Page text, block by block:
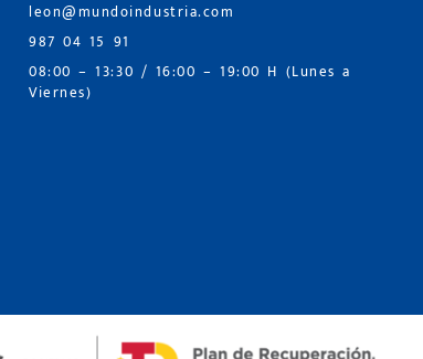
leon@mundoindustria.com
987 04 15 91
08:00 – 13:30 / 16:00 – 19:00 H (Lunes a
Viernes)